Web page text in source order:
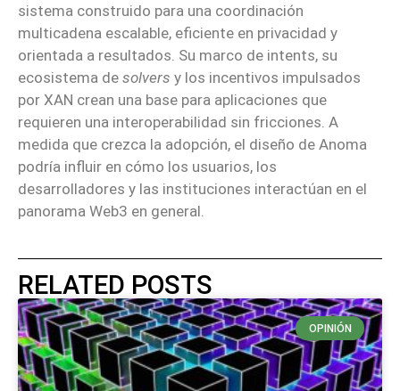
sistema construido para una coordinación
multicadena escalable, eficiente en privacidad y
orientada a resultados. Su marco de intents, su
ecosistema de solvers y los incentivos impulsados
por XAN crean una base para aplicaciones que
requieren una interoperabilidad sin fricciones. A
medida que crezca la adopción, el diseño de Anoma
podría influir en cómo los usuarios, los
desarrolladores y las instituciones interactúan en el
panorama Web3 en general.
RELATED POSTS
OPINIÓN